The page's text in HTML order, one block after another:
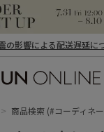
の影響による配送遅延に
商品検索 (#コーディネ